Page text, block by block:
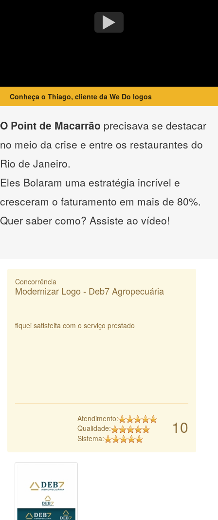
Conheça o Thiago, cliente da We Do logos
O Point de Macarrão precisava se destacar
no meio da crise e entre os restaurantes do
Rio de Janeiro.
Eles Bolaram uma estratégia incrível e
cresceram o faturamento em mais de 80%.
Quer saber como? Assiste ao vídeo!
Concorrência
Modernizar Logo - Deb7 Agropecuária
fiquei satisfeita com o serviço prestado
10
Atendimento:
Qualidade:
Sistema: